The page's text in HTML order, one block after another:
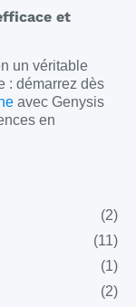
et
un véritable
: démarrez dès
avec Genysis
en
(2)
(11)
(1)
(2)